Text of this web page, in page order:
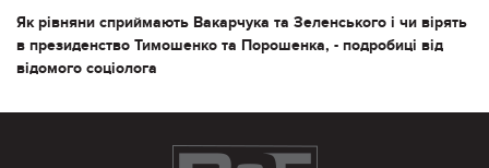
Як рівняни сприймають Вакарчука та Зеленського і чи вірять
в президенство Тимошенко та Порошенка, - подробиці від
відомого соціолога